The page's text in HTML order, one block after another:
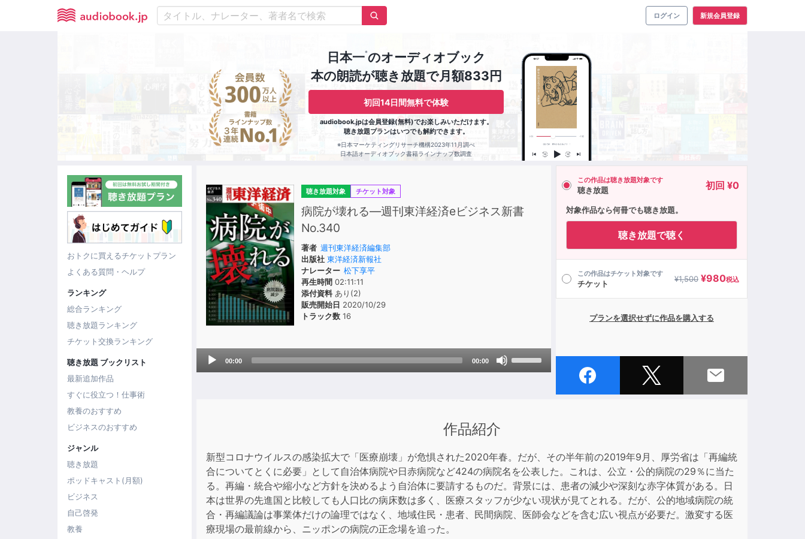
ログイン 新規会員登録
日本一※のオーディオブック
本の朗読が聴き放題で月額833円
初回14日間無料で体験
audiobook.jpは会員登録(無料)でお楽しみいただけます。
聴き放題プランはいつでも解約できます。
※日本マーケティングリサーチ機構2023年11月調べ
日本語オーディオブック書籍ラインナップ数調査
おトクに買えるチケットプラン
よくある質問・ヘルプ
ランキング
総合ランキング
聴き放題ランキング
チケット交換ランキング
聴き放題 ブックリスト
最新追加作品
すぐに役立つ！仕事術
教養のおすすめ
ビジネスのおすすめ
ジャンル
聴き放題
ポッドキャスト(月額)
ビジネス
自己啓発
教養
聴き放題対象 チケット対象
病院が壊れる―週刊東洋経済eビジネス新書
No.340
著者 週刊東洋経済編集部
出版社 東洋経済新報社
ナレーター 松下享平
再生時間02:11:11
添付資料あり(2)
販売開始日 2020/10/29
トラック数16
Audio
Player
00:00 00:00
decrease
volume.
この作品は聴き放題対象です
聴き放題 初回 ¥0
対象作品なら何冊でも聴き放題。
聴き放題で聴く
この作品はチケット対象です
チケット ¥1,500 ¥980税込
プランを選択せずに作品を購入する
作品紹介
新型コロナウイルスの感染拡大で「医療崩壊」が危惧された2020年春。だが、その半年前の2019年9月、厚労省は「再編統
合についてとくに必要」として自治体病院や日赤病院など424の病院名を公表した。これは、公立・公的病院の29％に当た
る。再編・統合や縮小など方針を決めるよう自治体に要請するものだ。背景には、患者の減少や深刻な赤字体質がある。日
本は世界の先進国と比較しても人口比の病床数は多く、医療スタッフが少ない現状が見てとれる。だが、公的地域病院の統
合・再編議論は事業体だけの論理ではなく、地域住民・患者、民間病院、医師会などを含む広い視点が必要だ。激変する医
療現場の最前線から、ニッポンの病院の正念場を追った。